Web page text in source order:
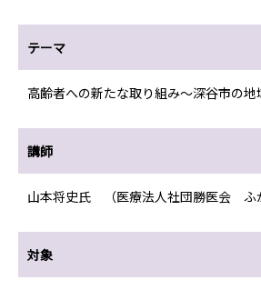
テーマ
高齢者への新たな取り組み〜深谷市の
講師
山本将史氏 （医療法人社団勝医会 ふ
対象